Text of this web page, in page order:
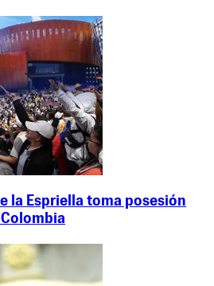
la Espriella toma posesión